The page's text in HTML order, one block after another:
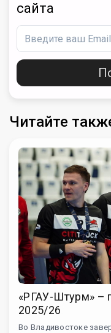
сайта
Читайте
«РГАУ-Штурм» –
2025/26
Во Владивостоке